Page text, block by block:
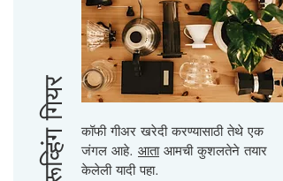
ब्रूव्हिंग गियर
कॉफी गीअर खरेदी करण्यासाठी तेथे एक
जंगल आहे. आताआमची कुशलतेने तयार
केलेली यादी पहा.